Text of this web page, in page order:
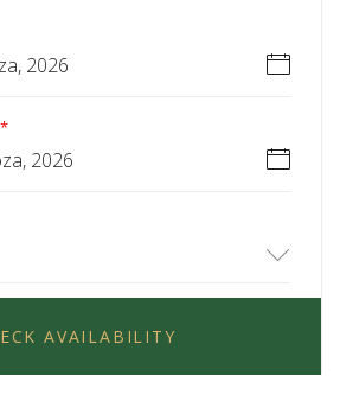
2026
*
2026
AVAILABILITY